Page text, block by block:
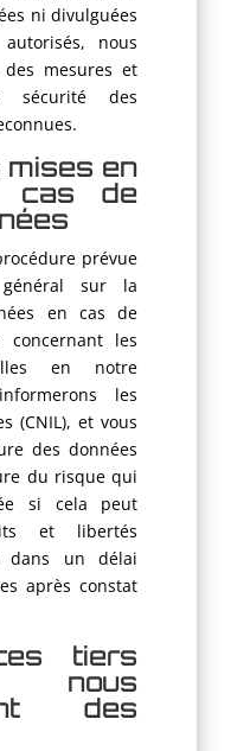
ni divulguées
nous
mesures et
sécurité des
en
cas de
prévue
sur la
en cas de
les
en notre
les
(CNIL), et vous
des données
du risque qui
si cela peut
et libertés
dans un délai
après constat
tiers
des